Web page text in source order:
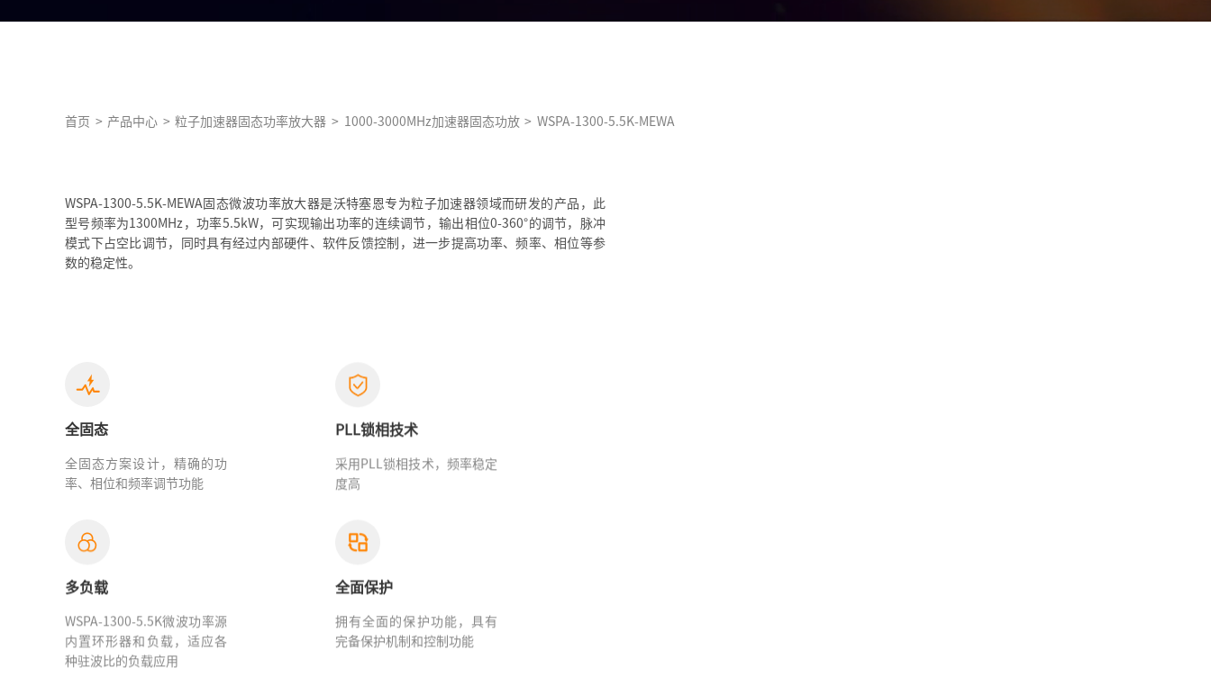
首页 > 产品中心 > 粒子加速器固态功率放大器 > 1000-3000MHz加速器固态功放 > WSPA-1300-5.5K-MEWA
WSPA-1300-5.5K-MEWA固态微波功率放大器是沃特塞恩专为粒子加速器领域而研发的产品，此
型号频率为1300MHz，功率5.5kW，可实现输出功率的连续调节，输出相位0-360°的调节，脉冲
模式下占空比调节，同时具有经过内部硬件、软件反馈控制，进一步提高功率、频率、相位等参
数的稳定性。
全固态
全固态方案设计，精确的功
率、相位和频率调节功能
PLL锁相技术
采用PLL锁相技术，频率稳定
度高
多负载
WSPA-1300-5.5K微波功率源
内置环形器和负载，适应各
种驻波比的负载应用
全面保护
拥有全面的保护功能，具有
完备保护机制和控制功能